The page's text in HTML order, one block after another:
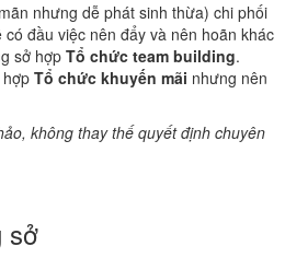
nhưng dễ phát sinh thừa) chi phối
đầu việc nên đẩy và nên hoãn khác
sở hợp Tổ chức team building.
Tổ chức khuyến mãi nhưng nên
không thay thế quyết định chuyên
sở